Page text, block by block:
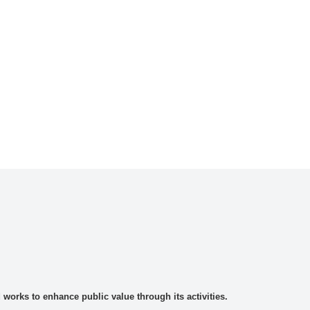
to enhance public value through its activities.